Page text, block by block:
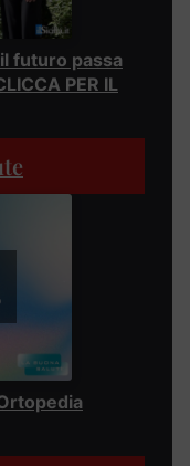
futuro passa
PER IL